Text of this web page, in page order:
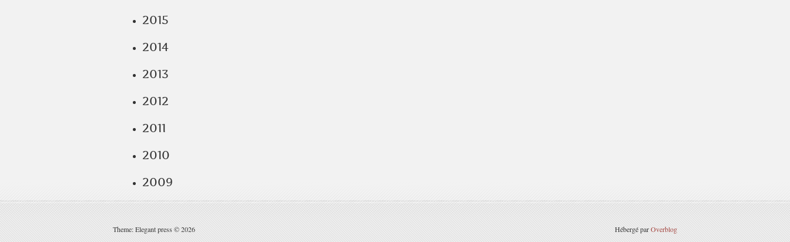
2015
2014
2013
2012
2011
2010
2009
Theme: Elegant press © 2026 Hébergé parOverblog